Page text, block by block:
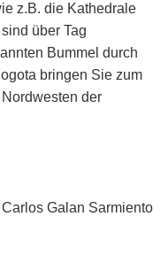
z.B. die Kathedrale
über Tag
Bummel durch
bringen Sie zum
der
Galan Sarmiento